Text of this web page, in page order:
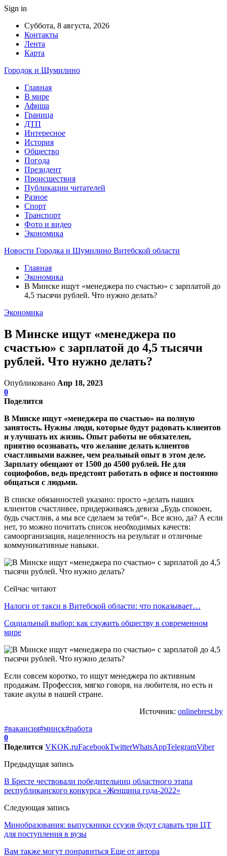
Sign in
Суббота, 8 августа, 2026
Контакты
Лента
Карта
Городок и Шумилино
Главная
В мире
Афиша
Граница
ДТП
Интересное
История
Общество
Погода
Президент
Происшествия
Публикации читателей
Разное
Спорт
Транспорт
Фото и видео
Экономика
Новости Городка и Шумилино Витебской области
Главная
Экономика
В Минске ищут «менеджера по счастью» с зарплатой до
4,5 тысячи рублей. Что нужно делать?
Экономика
В Минске ищут «менеджера по
счастью» с зарплатой до 4,5 тысячи
рублей. Что нужно делать?
Опубликовано Апр 18, 2023
0
Поделится
В Минске ищут «менеджера по счастью» на полную
занятость. Нужны люди, которые будут радовать клиентов
и улучшать их жизнь. Опыт работы не обязателен,
приятно осознавать, что желание делать клиентов
счастливыми важнее, чем реальный опыт в этом деле.
Зарплату обещают от 1500 до 4500 рублей. Не для
социофобов, ведь предстоит работать в офисе и постоянно
общаться с людьми.
В списке обязанностей указано: просто «делать наших
клиентов счастливее, придерживаясь девиза „Будь спокоен,
будь счастлив, а мы все сделаем за тебя“». Все ясно, да? А если
нет, то можно почитать список необходимых качеств:
самоорганизация, нацеленность на результат и отличные
коммуникативные навыки.
Сейчас читают
Налоги от такси в Витебской области: что показывает…
Социальный выбор: как служить обществу в современном
мире
Если совсем коротко, то ищут менеджера по активным
продажам. Профессия, мягко говоря, на любителя, но есть и
такие акулы в нашей стране.
Источник: onlinebrest.by
#вакансия#минск#работа
0
Поделится VKOK.ruFacebookTwitterWhatsAppTelegramViber
Предыдущая запись
В Бресте чествовали победительниц областного этапа
республиканского конкурса «Женщина года-2022»
Следующая запись
Минобразования: выпускники ссузов будут сдавать три ЦТ
для поступления в вузы
Вам также могут понравиться Еще от автора